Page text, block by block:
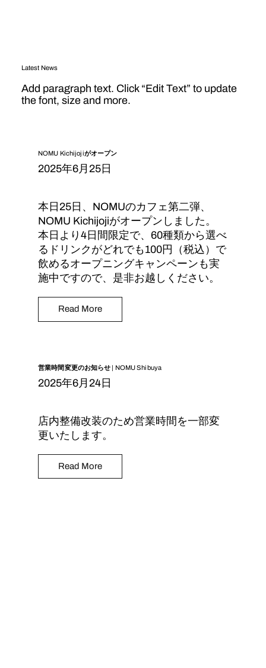
Latest News
Add paragraph text. Click “Edit Text” to update
the font, size and more.
NOMU Kichijojiがオープン
2025年6月25日
本日25日、NOMUのカフェ第二弾、
NOMU Kichijojiがオープンしました。
本日より4日間限定で、60種類から選べ
るドリンクがどれでも100円（税込）で
飲めるオープニングキャンペーンも実
施中ですので、是非お越しください。
Read More
営業時間変更のお知らせ | NOMU Shibuya
2025年6月24日
店内整備改装のため営業時間を一部変
更いたします。
Read More